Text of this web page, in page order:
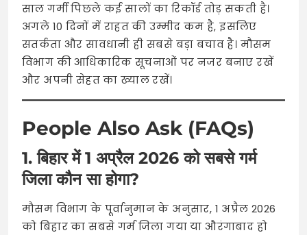
साल गर्मी पिछले कई सालों का रिकॉर्ड तोड़ सकती है।
अगले 10 दिनों में राहत की उम्मीद कम है, इसलिए
सतर्कता और सावधानी ही सबसे बड़ा बचाव है। मौसम
विभाग की आधिकारिक सूचनाओं पर नजर बनाए रखें
और अपनी सेहत का ख्याल रखें।
People Also Ask (FAQs)
1. बिहार में 1 अप्रैल 2026 को सबसे गर्म
जिला कौन सा होगा?
मौसम विभाग के पूर्वानुमान के अनुसार, 1 अप्रैल 2026
को बिहार का सबसे गर्म जिला गया या औरंगाबाद हो